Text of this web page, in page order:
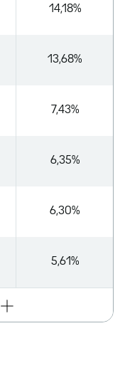
14,18%
13,68%
7,43%
6,35%
6,30%
5,61%